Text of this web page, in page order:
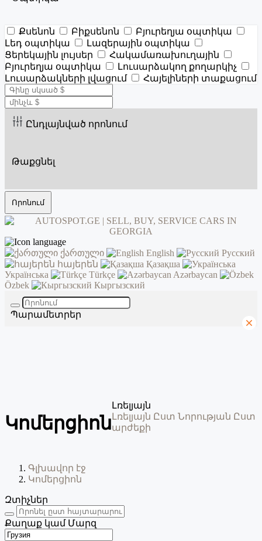
Քսենոն Բիքսենոն
Բյուրեղյա օպտիկա
Լեդ օպտիկա
Լազերային օպտիկա
Ցերեկային լույսեր
Հակամառախուղային
Բյուրեղյա օպտիկա
Լուսարձակող քողարկիչ
Լուսարձակների լվացում
Հայելիների տաքացում
Ընդլայնված որոնում
Թաքցնել
Որոնում
ქართული English
Русский
հայերեն
Қазақша
Українська
Türkçe
Azərbaycan
Özbek
Кыргызский
Պարամետրեր
Կոմերցիոն
Լռելյայն
Լռելյայն Ըստ Նորության Ըստ
արժեքի
Գլխավոր էջ
Կոմերցիոն
Զտիչներ
Քաղաք կամ Մարզ